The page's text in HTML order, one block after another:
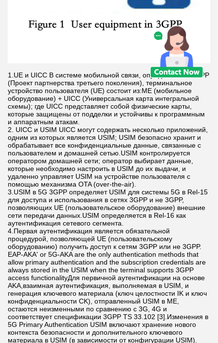
1.UE и UICC В системе мобильной связи, определенной 3GPP
(Проект партнерства третьего поколения), терминальное
устройство пользователя (UE) состоит из:ME (мобильное
оборудование) + UICC (Универсальная карта интегральной
схемы); где UICC представляет собой физические карты,
которые защищены от подделки и устойчивы к программным
и аппаратным атакам.
2. UICC и USIM UICC могут содержать несколько приложений,
одним из которых является USIM; USIM безопасно хранит и
обрабатывает все конфиденциальные данные, связанные с
пользователем и домашней сетью.USIM контролируется
оператором домашней сети; оператор выбирает данные,
которые необходимо настроить в USIM до их выдачи, и
удаленно управляет USIM на устройстве пользователя с
помощью механизма OTA (over-the-air).
3.USIM в 5G 3GPP определяет USIM для системы 5G в Rel-15
для доступа и использования в сетях 3GPP и не 3GPP,
позволяющих UE (пользовательское оборудование) внешние
сети передачи данных.USIM определяется в Rel-16 как
аутентификация сетевого сегмента.
4.Первая аутентификация является обязательной
процедурой, позволяющей UE (пользовательскому
оборудованию) получить доступ к сетям 3GPP или не 3GPP.
EAP-AKA' or 5G-AKA are the only authentication methods that
allow primary authentication and the subscription credentials are
always stored in the USIM when the terminal supports 3GPP
access functionalityДля первичной аутентификации на основе
AKA,взаимная аутентификация, выполняемая в USIM, и
генерация ключевого материала (ключ целостности IK и ключ
конфиденциальности CK), отправленный USIM в ME,
остаются неизменными по сравнению с 3G, 4G и
соответствует спецификации 3GPP TS 33.102 [3].Изменения в
5G Primary Authentication USIM включают хранение нового
контекста безопасности и дополнительного ключевого
материала в USIM (в зависимости от конфигурации USIM).